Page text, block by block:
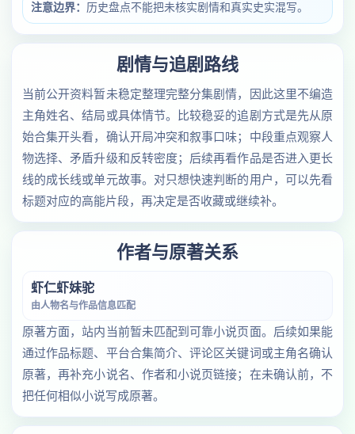
注意边界： 历史盘点不能把未核实剧情和真实史实混写。
剧情与追剧路线
当前公开资料暂未稳定整理完整分集剧情，因此这里不编造
主角姓名、结局或具体情节。比较稳妥的追剧方式是先从原
始合集开头看，确认开局冲突和叙事口味；中段重点观察人
物选择、矛盾升级和反转密度；后续再看作品是否进入更长
线的成长线或单元故事。对只想快速判断的用户，可以先看
标题对应的高能片段，再决定是否收藏或继续补。
作者与原著关系
虾仁虾妹驼
由人物名与作品信息匹配
原著方面，站内当前暂未匹配到可靠小说页面。后续如果能
通过作品标题、平台合集简介、评论区关键词或主角名确认
原著，再补充小说名、作者和小说页链接；在未确认前，不
把任何相似小说写成原著。